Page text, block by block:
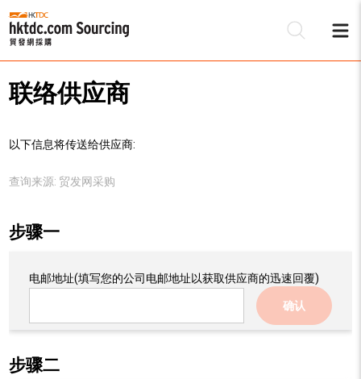
联络供应商
以下信息将传送给供应商:
查询来源: 贸发网采购
步骤一
电邮地址(填写您的公司电邮地址以获取供应商的迅速回覆)
确认
步骤二